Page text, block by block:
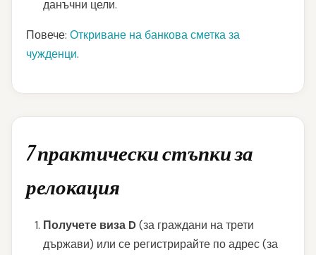
данъчни цели.
Повече: Откриване на банкова сметка за
чужденци.
7 практически стъпки за
релокация
Получете виза D(за граждани на трети
държави) или се регистрирайте по адрес (за